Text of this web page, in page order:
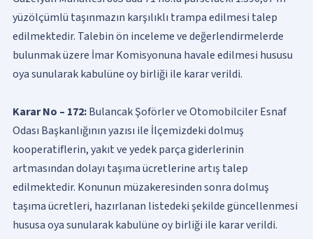
yüzölçümlü taşınmazın karşılıklı trampa edilmesi talep
edilmektedir. Talebin ön inceleme ve değerlendirmelerde
bulunmak üzere İmar Komisyonuna havale edilmesi hususu
oya sunularak kabulüne oy birliği ile karar verildi.
Karar No – 172:Bulancak Şoförler ve Otomobilciler Esnaf
Odası Başkanlığının yazısı ile İlçemizdeki dolmuş
kooperatiflerin, yakıt ve yedek parça giderlerinin
artmasından dolayı taşıma ücretlerine artış talep
edilmektedir. Konunun müzakeresinden sonra dolmuş
taşıma ücretleri, hazırlanan listedeki şekilde güncellenmesi
hususa oya sunularak kabulüne oy birliği ile karar verildi.